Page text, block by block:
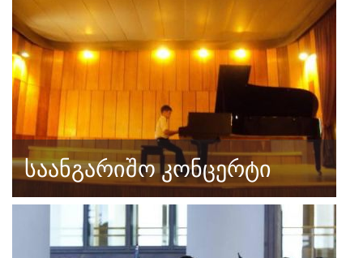
საანგარიშო კონცერტი